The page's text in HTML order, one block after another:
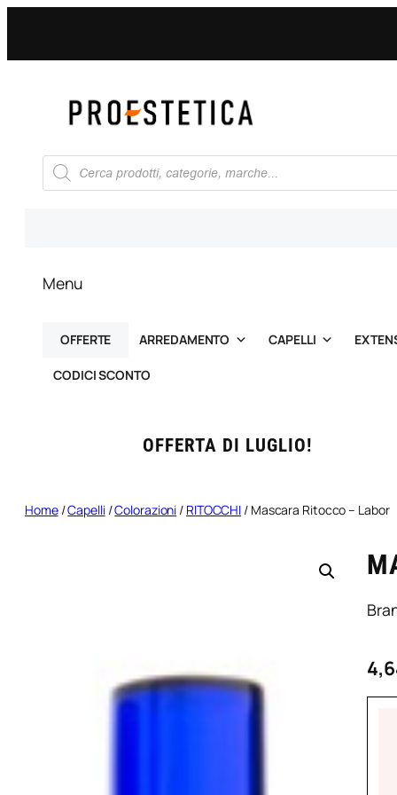
contenuto
Ricerca
prodotti
Menu
OFFERTE ARREDAMENTO CAPELLI
CODICI SCONTO
OFFERTA DI LUGLIO!
Home/Capelli/Colorazioni / RITOCCHI / Mascara Ritocco – Labor